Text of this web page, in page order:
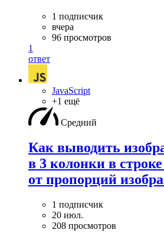
1 подписчик
вчера
96 просмотров
1
ответ
JavaScript
+1 ещё
Средний
Как выводить
в 3 колонки в
от пропорций
1 подписчик
20 июл.
208 просмотров